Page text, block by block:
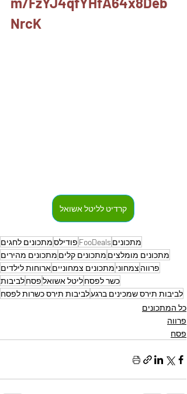
NrcK
קרדיט לליטל אשואל
מתכונים FooDeals פודילסמתכונים לחגים
מתכונים מומלצים מתכונים קלים מתכונים מהירים
פרווה צמחוני מתכונים צמחונייםארוחות לילדים
כשר לפסחליטל אשואלפסחלביבות
לביבות תירס שמכינים ברגעלביבות תירס כשרות לפסח
כל המתכונים
פרווה
פסח